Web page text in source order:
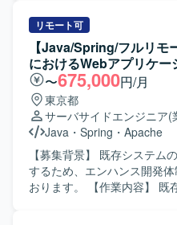
たします。 【ポジションの魅力】 ストレージ更改からサー
バ、ミドルウェア、データ
フラ更改プロジェクトに参
試験、移行実施まで一通りの
フラエンジニアとしてのス
頂ける環境です。将来的な
プアップを目指す方にも、
となっております。 【開発環境】 Linuxベースのサーバ環
境上で、ストレージおよび
データベースを組み合わせ
す。バックアップ環境や各
て、設計・開発・テスト・
っていただきます。要件や
与いただき、関連システム
ただきます。 【求める人物像】 長期的な参画を前提に、主
体的に課題発見・改善提案
名以上のチーム開発体制の
的に動ける方、ドキュメン
て品質向上に取り組める方が望ましい
の魅力】 生命保険業界向け
で、業務知識とWebアプリ
高めていただけます。上流
リモート可
【Java/Spring/フルリモ
におけるWebアプリケ
〜675,000円/月
東京都
サーバサイドエンジニア(
Java ・ Spring ・ Apache
【募集背景】 既存システム
するため、エンハンス開発
おります。 【作業内容】 既存Webシステムのエンハンス開